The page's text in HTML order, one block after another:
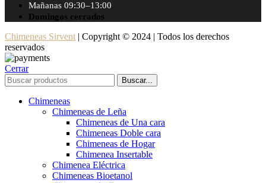
Mañanas 09:30–13:00
Domingos cerrados
Chimeneas Sirvent | Copyright © 2024 | Todos los derechos
reservados
Cerrar
Buscar...
Chimeneas
Chimeneas de Leña
Chimeneas de Una cara
Chimeneas Doble cara
Chimeneas de Hogar
Chimenea Insertable
Chimenea Eléctrica
Chimeneas Bioetanol